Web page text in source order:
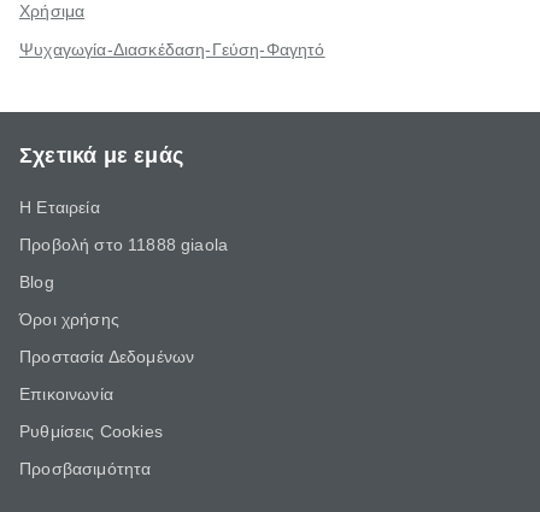
Χρήσιμα
Ψυχαγωγία-Διασκέδαση-Γεύση-Φαγητό
Σχετικά με εμάς
Η Εταιρεία
Προβολή στο 11888 giaola
Blog
Όροι χρήσης
Προστασία Δεδομένων
Επικοινωνία
Ρυθμίσεις Cookies
Προσβασιμότητα